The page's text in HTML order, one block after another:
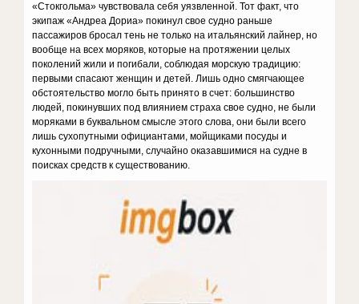
«Стокгольма» чувствовала себя уязвленной. Тот факт, что
экипаж «Андреа Дориа» покинул свое судно раньше
пассажиров бросал тень не только на итальянский лайнер, но
вообще на всех моряков, которые на протяжении целых
поколений жили и погибали, соблюдая морскую традицию:
первыми спасают женщин и детей. Лишь одно смягчающее
обстоятельство могло быть принято в счет: большинство
людей, покинувших под влиянием страха свое судно, не были
моряками в буквальном смысле этого слова, они были всего
лишь сухопутными официантами, мойщиками посуды и
кухонными подручными, случайно оказавшимися на судне в
поисках средств к существованию.